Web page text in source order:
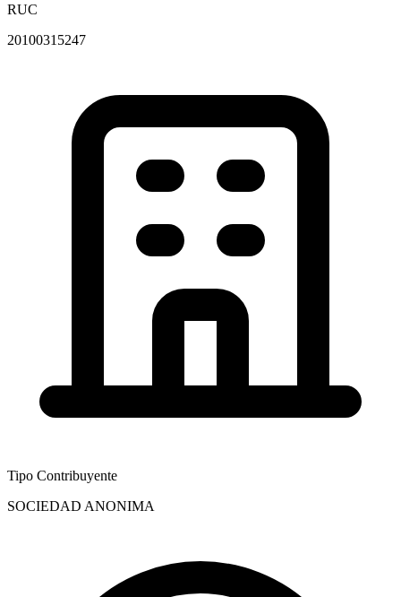
RUC
20100315247
Tipo Contribuyente
SOCIEDAD ANONIMA